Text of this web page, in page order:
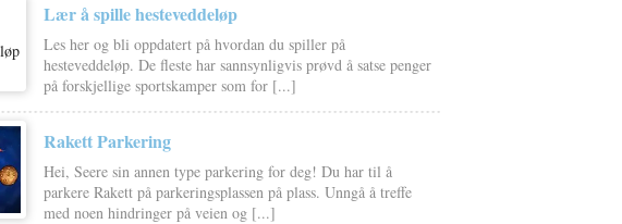
Lær å spille hesteveddeløp
Les her og bli oppdatert på hvordan du spiller på
hesteveddeløp. De fleste har sannsynligvis prøvd å satse penger
på forskjellige sportskamper som for [...]
Rakett Parkering
Hei, Seere sin annen type parkering for deg! Du har til å
parkere Rakett på parkeringsplassen på plass. Unngå å treffe
med noen hindringer på veien og [...]